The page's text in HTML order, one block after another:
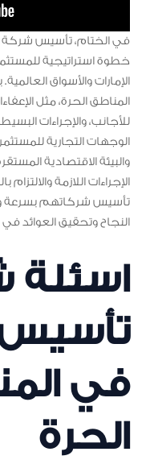
في الختام، تأسيس
خطوة استراتيجية
الإمارات والأسواق
المناطق الحرة، مثل
للأجانب، والإجراءات
الوجهات التجارية
والبيئة الاقتصادية
الإجراءات اللازمة
تأسيس شركاتهم بسرعة
النجاح وتحقيق العوائد
اسئلة
في
الحرة